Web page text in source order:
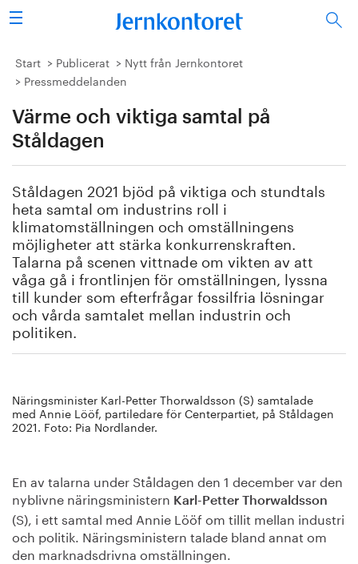
Sök
Stålindustrin
Forskning/utbildning
Energi/miljö
Vi tycker
Publicerat
Bildbank
Om oss
Start Publicerat
Nytt från Jernkontoret
Pressmeddelanden
Värme och viktiga samtal på
Ståldagen
Ståldagen 2021 bjöd på viktiga och stundtals
heta samtal om industrins roll i
klimatomställningen och omställningens
möjligheter att stärka konkurrenskraften.
Talarna på scenen vittnade om vikten av att
våga gå i frontlinjen för omställningen, lyssna
till kunder som efterfrågar fossilfria lösningar
och vårda samtalet mellan industrin och
politiken.
Näringsminister Karl-Petter Thorwaldsson (S) samtalade
med Annie Lööf, partiledare för Centerpartiet, på Ståldagen
2021. Foto: Pia Nordlander.
En av talarna under Ståldagen den 1 december var den
nyblivne näringsministern Karl-Petter Thorwaldsson
(S), i ett samtal med Annie Lööf om tillit mellan industri
och politik. Näringsministern talade bland annat om
den marknadsdrivna omställningen.